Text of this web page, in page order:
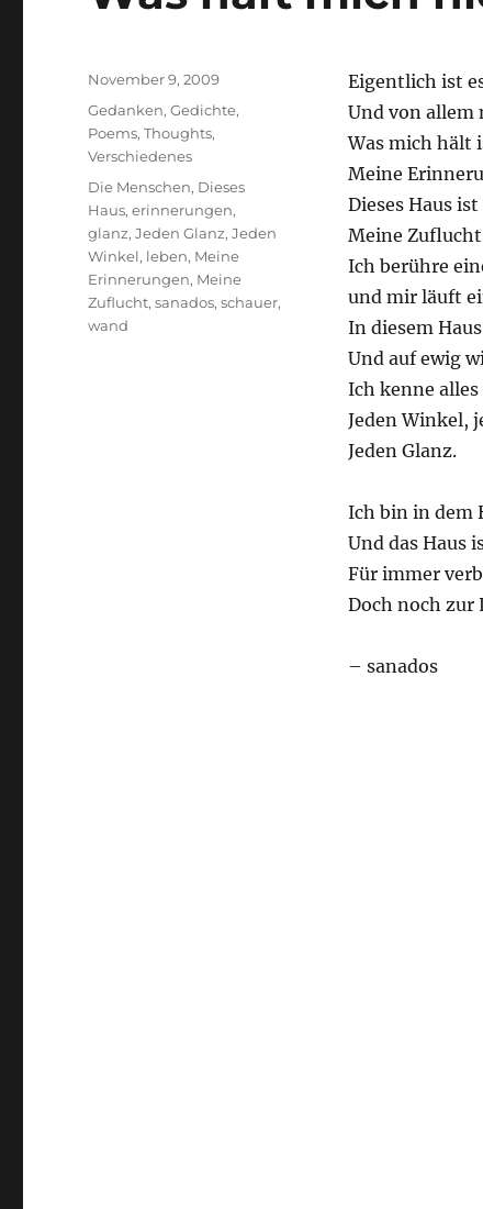
Eigentlich ist
Und von allem
Was mich hält
Meine
Dieses Haus
Meine
Ich berühre
und mir läuft
In diesem
Und auf ewig
Ich kenne alles
Jeden Winkel,
Jeden Glanz.
Ich bin in dem
Und das Haus
Für immer
Doch noch zur
– sanados
Posted
November 9, 2009
Categories
Gedanken,Gedichte,
Poems,Thoughts,
Verschiedenes
Tags
Die Menschen, Dieses
Haus,erinnerungen,
glanz,Jeden Glanz,Jeden
Winkel, leben, Meine
Erinnerungen, Meine
Zuflucht,sanados,schauer,
wand